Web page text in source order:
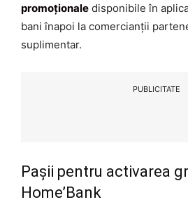
promoționale disponibile în
bani înapoi la comercianții
suplimentar.
PUBLICITATE
Pașii pentru activarea
Home’Bank